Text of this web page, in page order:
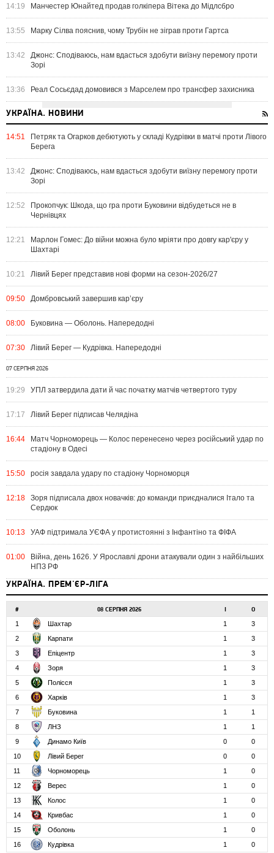
14:19 Манчестер Юнайтед продав голкіпера Вітека до Мідлсбро
13:55 Марку Сілва пояснив, чому Трубін не зіграв проти Гартса
13:42
Джонс: Сподіваюсь, нам вдасться здобути виїзну перемогу проти
Зорі
13:36 Реал Сосьєдад домовився з Марселем про трансфер захисника
УКРАЇНА. НОВИНИ
14:51
Петряк та Огарков дебютують у складі Кудрівки в матчі проти Лівого
Берега
13:42
Джонс: Сподіваюсь, нам вдасться здобути виїзну перемогу проти
Зорі
12:52
Прокопчук: Шкода, що гра проти Буковини відбудеться не в
Чернівцях
12:21
Марлон Гомес: До війни можна було мріяти про довгу кар'єру у
Шахтарі
10:21 Лівий Берег представив нові форми на сезон-2026/27
09:50 Домбровський завершив кар’єру
08:00 Буковина — Оболонь. Напередодні
07:30 Лівий Берег — Кудрівка. Напередодні
07 СЕРПНЯ 2026
19:29 УПЛ затвердила дати й час початку матчів четвертого туру
17:17 Лівий Берег підписав Челядіна
16:44
Матч Чорноморець — Колос перенесено через російський удар по
стадіону в Одесі
15:50 росія завдала удару по стадіону Чорноморця
12:18
Зоря підписала двох новачків: до команди приєдналися Італо та
Сердюк
10:13 УАФ підтримала УЄФА у протистоянні з Інфантіно та ФІФА
01:00
Війна, день 1626. У Ярославлі дрони атакували один з найбільших
НПЗ РФ
УКРАЇНА. ПРЕМ'ЄР-ЛІГА
# 08 СЕРПНЯ 2026 І О
1 Шахтар 1
3
2
Карпати 1
3
3
Епіцентр 1
3
4
Зоря 1
3
5
Полісся 1
3
6
Харків 1
3
7
Буковина 1
1
8
ЛНЗ 1
1
9
Динамо Київ 0
0
10
Лівий Берег 0
0
11
Чорноморець 1
0
12
Верес 1
0
13
Колос 1
0
14
Кривбас 1
0
15
Оболонь 1
0
16
Кудрівка 1 0